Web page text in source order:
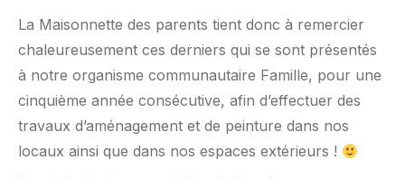
La Maisonnette des parents tient donc à remercier
chaleureusement ces derniers qui se sont présentés
à notre organisme communautaire Famille, pour une
cinquième année consécutive, afin d’effectuer des
travaux d’aménagement et de peinture dans nos
locaux ainsi que dans nos espaces extérieurs !